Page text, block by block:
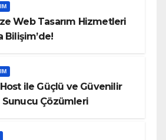
Web Tasarım Hizmetleri
Bilişim’de!
ile Güçlü ve Güvenilir
Sunucu Çözümleri